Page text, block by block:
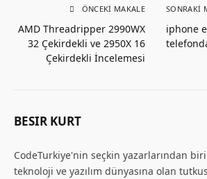
ÖNCEKI MAKALE
AMD Threadripper 2990WX
32 Çekirdekli ve 2950X 16
Çekirdekli İncelemesi
SONRAKI
iphone
BESIR KURT
CodeTurkiye'nin seçkin yazarlarından
teknoloji ve yazılım dünyasına olan